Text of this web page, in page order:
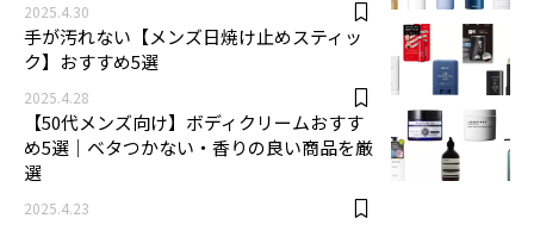
2025.4.30
手が汚れない【メンズ日焼け止めスティッ
ク】おすすめ5選
2025.4.28
【50代メンズ向け】ボディクリームおすす
め5選｜ベタつかない・香りの良い商品を厳
選
2025.4.23